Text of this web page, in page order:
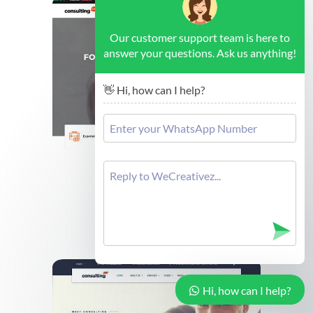
Brussels - Forex Consulting
Cek Demo
Our customer support team is here to
answer your questions. Ask us anything!
👋 Hi, how can I help?
Hi, how can I help?